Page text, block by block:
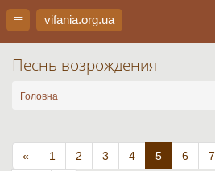
vifania.org.ua
Песнь возрождения
Головна
« 1 2 3 4 5 6 7